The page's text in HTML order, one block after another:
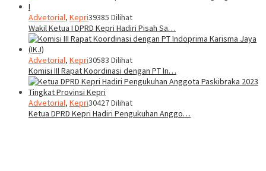
Advetorial, Kepri39385 Dilihat
Wakil Ketua I DPRD Kepri Hadiri Pisah Sa…
Advetorial, Kepri30583 Dilihat
Komisi III Rapat Koordinasi dengan PT In…
Advetorial, Kepri30427 Dilihat
Ketua DPRD Kepri Hadiri Pengukuhan Anggo…